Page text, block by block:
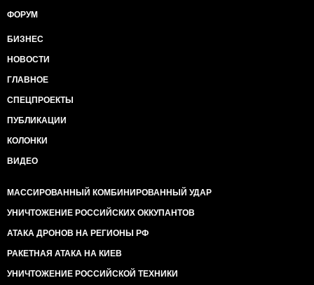
ФОРУМ
БИЗНЕС
НОВОСТИ
ГЛАВНОЕ
СПЕЦПРОЕКТЫ
ПУБЛИКАЦИИ
КОЛОНКИ
ВИДЕО
МАССИРОВАННЫЙ КОМБИНИРОВАННЫЙ УДАР
УНИЧТОЖЕНИЕ РОССИЙСКИХ ОККУПАНТОВ
АТАКА ДРОНОВ НА РЕГИОНЫ РФ
РАКЕТНАЯ АТАКА НА КИЕВ
УНИЧТОЖЕНИЕ РОССИЙСКОЙ ТЕХНИКИ